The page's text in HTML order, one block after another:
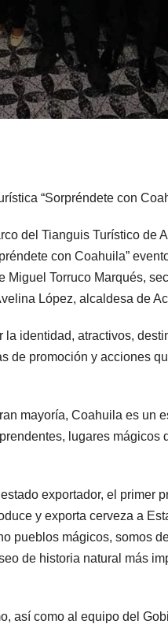
“Sorpréndete con
del Tianguis Turístico de
con Coahuila”
Torruco Marqués,
López, alcaldesa de
la identidad, atractivos,
de promoción y acciones
mayoría, Coahuila es un
lugares mágicos
exportador, el primer
y exporta cerveza a
pueblos mágicos, somos
de historia natural más
así como al equipo del